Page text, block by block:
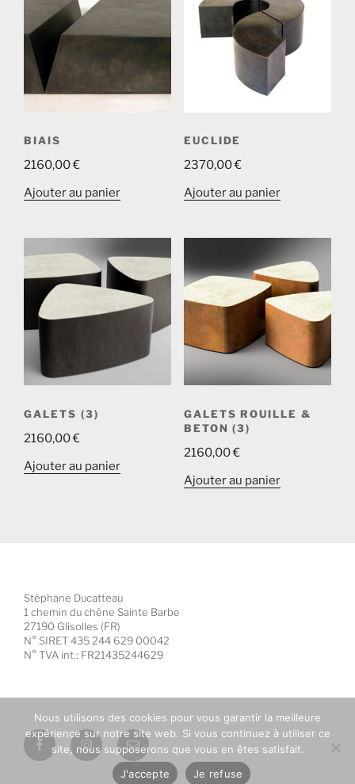
BIAIS
2160,00€
Ajouter au panier
EUCLIDE
2370,00€
Ajouter au panier
GALETS (3)
2160,00€
Ajouter au panier
GALETS ROUILLE &
BETON (3)
2160,00€
Ajouter au panier
Stéphane Ducatteau
1 chemin du chêne Sainte Barbe
27190 Glisolles (FR)
N° SIRET 435 244 629 00042
N° TVA int.: FR21435244629
FacebookInstagram
E-
mail
Nous utilisons des cookies pour vous garantir la meilleure
expérience sur notre site web. Si vous continuez à utiliser ce
site, nous supposerons que vous en êtes satisfait.
J'accepte
Je refuse